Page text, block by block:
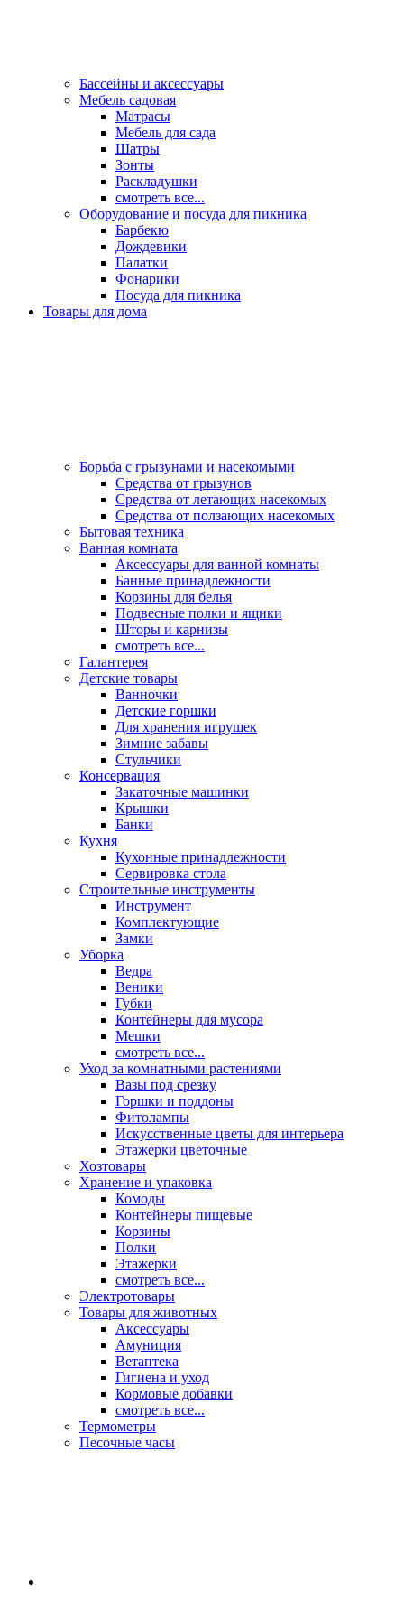
Бассейны и аксессуары
Мебель садовая
Матрасы
Мебель для сада
Шатры
Зонты
Раскладушки
смотреть все...
Оборудование и посуда для пикника
Барбекю
Дождевики
Палатки
Фонарики
Посуда для пикника
Товары для дома
Борьба с грызунами и насекомыми
Средства от грызунов
Средства от летающих насекомых
Средства от ползающих насекомых
Бытовая техника
Ванная комната
Аксессуары для ванной комнаты
Банные принадлежности
Корзины для белья
Подвесные полки и ящики
Шторы и карнизы
смотреть все...
Галантерея
Детские товары
Ванночки
Детские горшки
Для хранения игрушек
Зимние забавы
Стульчики
Консервация
Закаточные машинки
Крышки
Банки
Кухня
Кухонные принадлежности
Сервировка стола
Строительные инструменты
Инструмент
Комплектующие
Замки
Уборка
Ведра
Веники
Губки
Контейнеры для мусора
Мешки
смотреть все...
Уход за комнатными растениями
Вазы под срезку
Горшки и поддоны
Фитолампы
Искусственные цветы для интерьера
Этажерки цветочные
Хозтовары
Хранение и упаковка
Комоды
Контейнеры пищевые
Корзины
Полки
Этажерки
смотреть все...
Электротовары
Товары для животных
Аксессуары
Амуниция
Ветаптека
Гигиена и уход
Кормовые добавки
смотреть все...
Термометры
Песочные часы